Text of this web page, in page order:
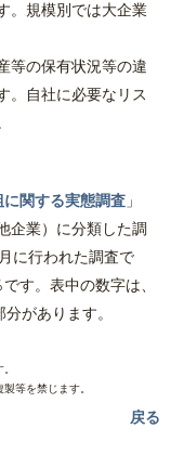
。規模別では大企業
等の保有状況等の違
。自社に必要なリス
関する実態調査 」
企業）に分類した調
に行われた調査で
す。表中の数字は、
があります。
等を禁じます。
戻る